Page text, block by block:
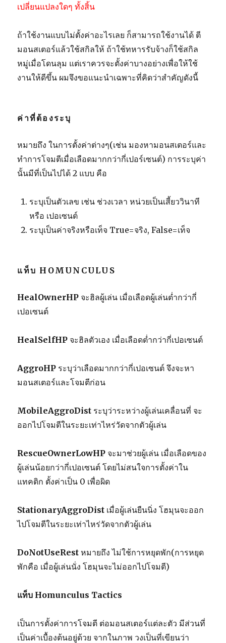
เปลี่ยนแปลงใดๆ ทั้งสิ้น
ถ้าใช้งานแบบไม่ตั้งค่าอะไรเลย ก็สามารถใช้งานได้ ตี
มอนสเตอร์แล้วใช้สกิลให้ ถ้าใช้ทหารรับจ้างก็ใช้สกิล
หมู่เมื่อโดนลุม แต่เราควรจะตั้งค่าบางอย่างเพื่อให้ใช้
งานให้ดีขึ้น ผมจึงขอแนะนำเฉพาะที่คิดว่าสำคัญดังนี้
ค่าที่ต้องระบุ
หมายถึง ในการตั้งค่าต่างๆ(เช่น มองหามอนสเตอร์และ
ทำการโจมตีเมื่อเลือดมากกว่ากี่เปอร์เซนต์) การระบุค่า
นั้นมีที่เป็นไปได้ 2 แบบ คือ
ระบุเป็นตัวเลข เช่น ช่วงเวลา หน่วยเป็นเสี้ยววินาที
หรือ เปอเซนต์
ระบุเป็นค่าจริงหรือเท็จ True=จริง, False=เท็จ
แท็บ HOMUNCULUS
HealOwnerHP จะฮิลผู้เล่น เมื่อเลือดผู้เล่นต่ำกว่ากี่
เปอเซนต์
HealSelfHP จะฮิลตัวเอง เมื่อเลือดต่ำกว่ากี่เปอเซนต์
AggroHP ระบุว่าเลือดมากกว่ากี่เปอเซนต์ จึงจะหา
มอนสเตอร์และโจมตีก่อน
MobileAggroDist ระบุว่าระหว่างผู้เล่นเคลื่อนที่ จะ
ออกไปโจมตีในระยะเท่าไหร่วัดจากตัวผู้เล่น
RescueOwnerLowHP จะมาช่วยผู้เล่น เมื่อเลือดของ
ผู้เล่นน้อยกว่ากี่เปอเซนต์ โดยไม่สนใจการตั้งค่าใน
แทคติก ตั้งค่าเป็น 0 เพื่อผิด
StationaryAggroDist เมื่อผู้เล่นยืนนิ่ง โฮมุนจะออก
ไปโจมตีในระยะเท่าไหร่วัดจากตัวผู้เล่น
DoNotUseRest หมายถึง ไม่ใช้การหยุดพัก(การหยุด
พักคือ เมื่อผู้เล่นนั่ง โฮมุนจะไม่ออกไปโจมตี)
แท็บ Homunculus Tactics
เป็นการตั้งค่าการโจมตี ต่อมอนสเตอร์แต่ละตัว มีส่วนที่
เป็นค่าเบื้องต้นอยู่ด้วย จากในภาพ วงเป็นที่เขียนว่า